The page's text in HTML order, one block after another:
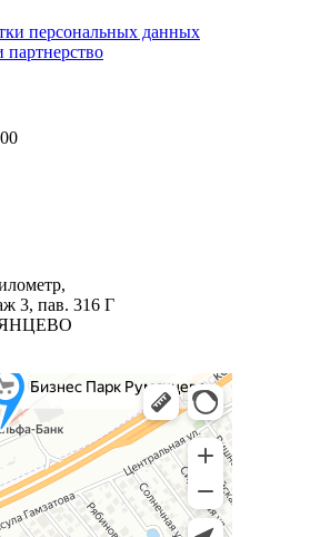
персональных данных
партнерство
3, пав. 316 Г